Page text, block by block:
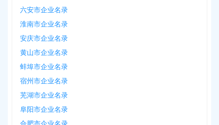
六安市企业名录
淮南市企业名录
安庆市企业名录
黄山市企业名录
蚌埠市企业名录
宿州市企业名录
芜湖市企业名录
阜阳市企业名录